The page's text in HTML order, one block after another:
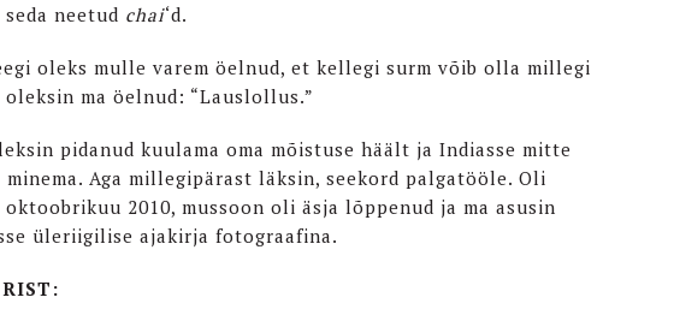
neetud chai‘d.
oleks mulle varem öelnud, et kellegi surm võib olla millegi
oleksin ma öelnud: “Lauslollus.”
pidanud kuulama oma mõistuse häält ja Indiasse mitte
minema. Aga millegipärast läksin, seekord palgatööle. Oli
oktoobrikuu 2010, mussoon oli äsja lõppenud ja ma asusin
üleriigilise ajakirja fotograafina.